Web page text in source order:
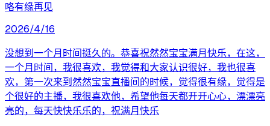
咯有缘再见
2026/4/16
没想到一个月时间挺久的。恭喜祝然然宝宝满月快乐，在这，
一个月时间，我很喜欢，我觉得和大家认识很好，我也很喜
欢，第一次来到然然宝宝直播间的时候，觉得很有缘，觉得是
个很好的主播，我很喜欢他，希望他每天都开开心心，漂漂亮
亮的，每天快快乐乐的，祝满月快乐